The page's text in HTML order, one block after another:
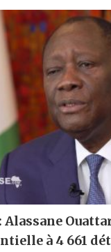
Alassane
à 4 661